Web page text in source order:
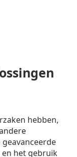
hebben,
het gebruik